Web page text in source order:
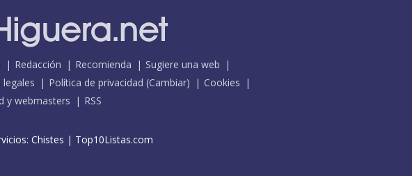
Redacción Recomienda
Sugiere una web
Política de privacidad (Cambiar)
Cookies
y webmasters
RSS
Chistes | Top10Listas.com